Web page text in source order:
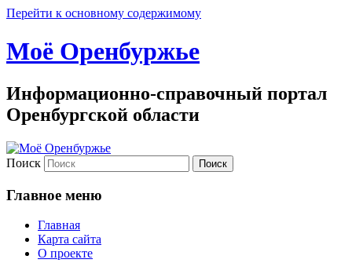
Перейти к основному содержимому
Моё Оренбуржье
Информационно-справочный портал
Оренбургской области
Поиск
Главное меню
Главная
Карта сайта
О проекте